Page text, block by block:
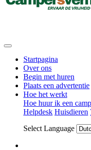
Startpagina
Over ons
Begin met huren
Plaats een advertentie
Hoe het werkt
Hoe huur ik een
Helpdesk Huisdieren
Select Language